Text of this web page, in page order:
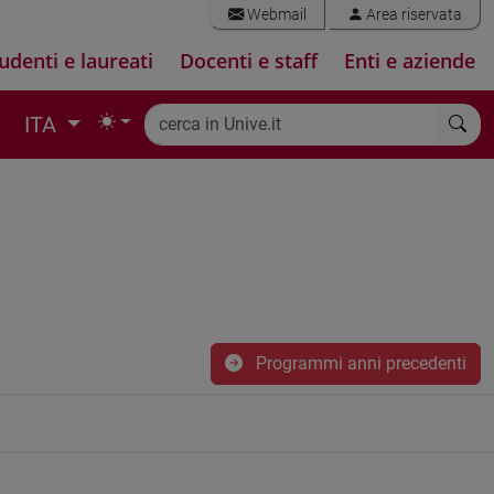
Webmail Area riservata
e laureati Docenti e staff Enti e aziende
ITA
Programmi anni precedenti